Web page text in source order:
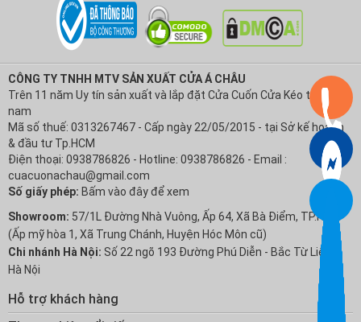
CÔNG TY TNHH MTV SẢN XUẤT CỬA Á CHÂU
Trên 11 năm Uy tín sản xuất và lắp đặt Cửa Cuốn Cửa Kéo tại Việt
nam
Mã số thuế: 0313267467 - Cấp ngày 22/05/2015 - tại Sở kế hoạch
& đầu tư Tp.HCM
Điện thoại: 0938786826 - Hotline: 0938786826 - Email :
cuacuonachau@gmail.com
Số giấy phép: Bấm vào đây để xem
Showroom: 57/1L Đường Nhà Vuông, Ấp 64, Xã Bà Điểm, TP.HCM
(Ấp mỹ hòa 1, Xã Trung Chánh, Huyện Hóc Môn cũ)
Chi nhánh Hà Nội: Số 22 ngõ 193 Đường Phú Diễn - Bắc Từ Liêm -
Hà Nội
Hỗ trợ khách hàng